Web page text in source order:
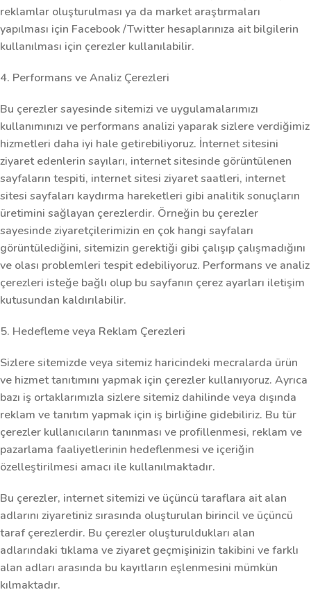
reklamlar oluşturulması ya da market araştırmaları
yapılması için Facebook /Twitter hesaplarınıza ait bilgilerin
kullanılması için çerezler kullanılabilir.
4. Performans ve Analiz Çerezleri
Bu çerezler sayesinde sitemizi ve uygulamalarımızı
kullanımınızı ve performans analizi yaparak sizlere verdiğimiz
hizmetleri daha iyi hale getirebiliyoruz. İnternet sitesini
ziyaret edenlerin sayıları, internet sitesinde görüntülenen
sayfaların tespiti, internet sitesi ziyaret saatleri, internet
sitesi sayfaları kaydırma hareketleri gibi analitik sonuçların
üretimini sağlayan çerezlerdir. Örneğin bu çerezler
sayesinde ziyaretçilerimizin en çok hangi sayfaları
görüntülediğini, sitemizin gerektiği gibi çalışıp çalışmadığını
ve olası problemleri tespit edebiliyoruz. Performans ve analiz
çerezleri isteğe bağlı olup bu sayfanın çerez ayarları iletişim
kutusundan kaldırılabilir.
5. Hedefleme veya Reklam Çerezleri
Sizlere sitemizde veya sitemiz haricindeki mecralarda ürün
ve hizmet tanıtımını yapmak için çerezler kullanıyoruz. Ayrıca
bazı iş ortaklarımızla sizlere sitemiz dahilinde veya dışında
reklam ve tanıtım yapmak için iş birliğine gidebiliriz. Bu tür
çerezler kullanıcıların tanınması ve profillenmesi, reklam ve
pazarlama faaliyetlerinin hedeflenmesi ve içeriğin
özelleştirilmesi amacı ile kullanılmaktadır.
Bu çerezler, internet sitemizi ve üçüncü taraflara ait alan
adlarını ziyaretiniz sırasında oluşturulan birincil ve üçüncü
taraf çerezlerdir. Bu çerezler oluşturuldukları alan
adlarındaki tıklama ve ziyaret geçmişinizin takibini ve farklı
alan adları arasında bu kayıtların eşlenmesini mümkün
kılmaktadır.